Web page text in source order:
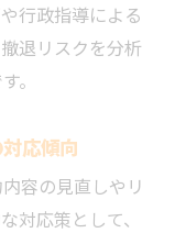
めの注意点
い不動産の基
向の把握
識を整理
行政指導による
退リスクを分析
。
応傾向
容の見直しやリ
対応策として、